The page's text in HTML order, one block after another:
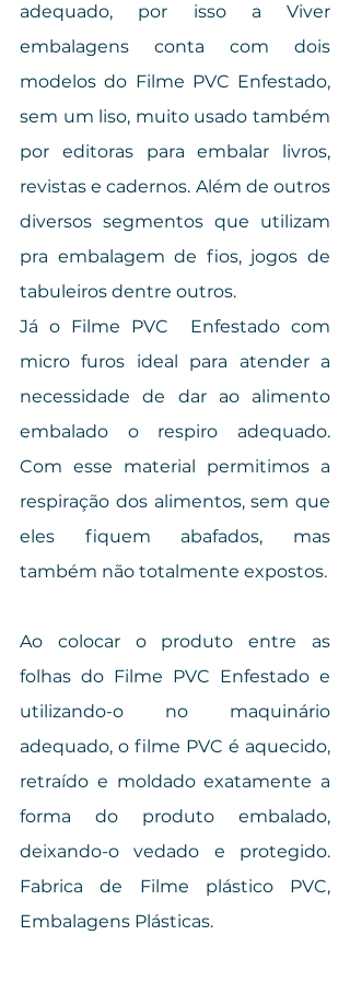
adequado, por isso a Viver
embalagens conta com dois
modelos do Filme PVC Enfestado,
sem um liso, muito usado também
por editoras para embalar livros,
revistas e cadernos. Além de outros
diversos segmentos que utilizam
pra embalagem de fios, jogos de
tabuleiros dentre outros.
Já o Filme PVC  Enfestado com
micro furos ideal para atender a
necessidade de dar ao alimento
embalado o respiro adequado.
Com esse material permitimos a
respiração dos alimentos, sem que
eles fiquem abafados, mas
também não totalmente expostos.
Ao colocar o produto entre as
folhas do Filme PVC Enfestado e
utilizando-o no maquinário
adequado, o filme PVC é aquecido,
retraído e moldado exatamente a
forma do produto embalado,
deixando-o vedado e protegido.
Fabrica de Filme plástico PVC,
Embalagens Plásticas.